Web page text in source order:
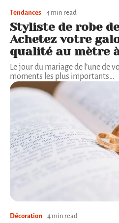
Tendances 4 min read
Styliste de robe
Achetez votre
qualité au mètre
Le jour du mariage de l’une de
moments les plus importants…
Décoration 4 min read